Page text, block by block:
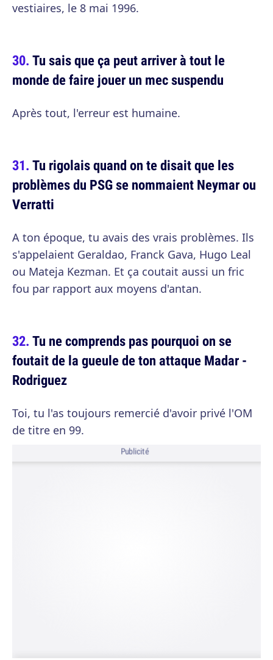
vestiaires, le 8 mai 1996.
Tu sais que ça peut arriver à tout le
monde de faire jouer un mec suspendu
Après tout, l'erreur est humaine.
Tu rigolais quand on te disait que les
problèmes du PSG se nommaient Neymar ou
Verratti
A ton époque, tu avais des vrais problèmes. Ils
s'appelaient Geraldao, Franck Gava, Hugo Leal
ou Mateja Kezman. Et ça coutait aussi un fric
fou par rapport aux moyens d'antan.
Tu ne comprends pas pourquoi on se
foutait de la gueule de ton attaque Madar -
Rodriguez
Toi, tu l'as toujours remercié d'avoir privé l'OM
de titre en 99.
Publicité